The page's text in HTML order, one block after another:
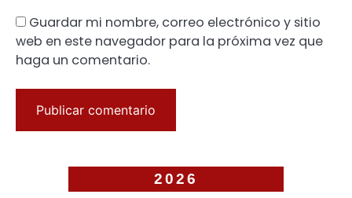
Guardar mi nombre, correo electrónico y sitio
web en este navegador para la próxima vez que
haga un comentario.
2026